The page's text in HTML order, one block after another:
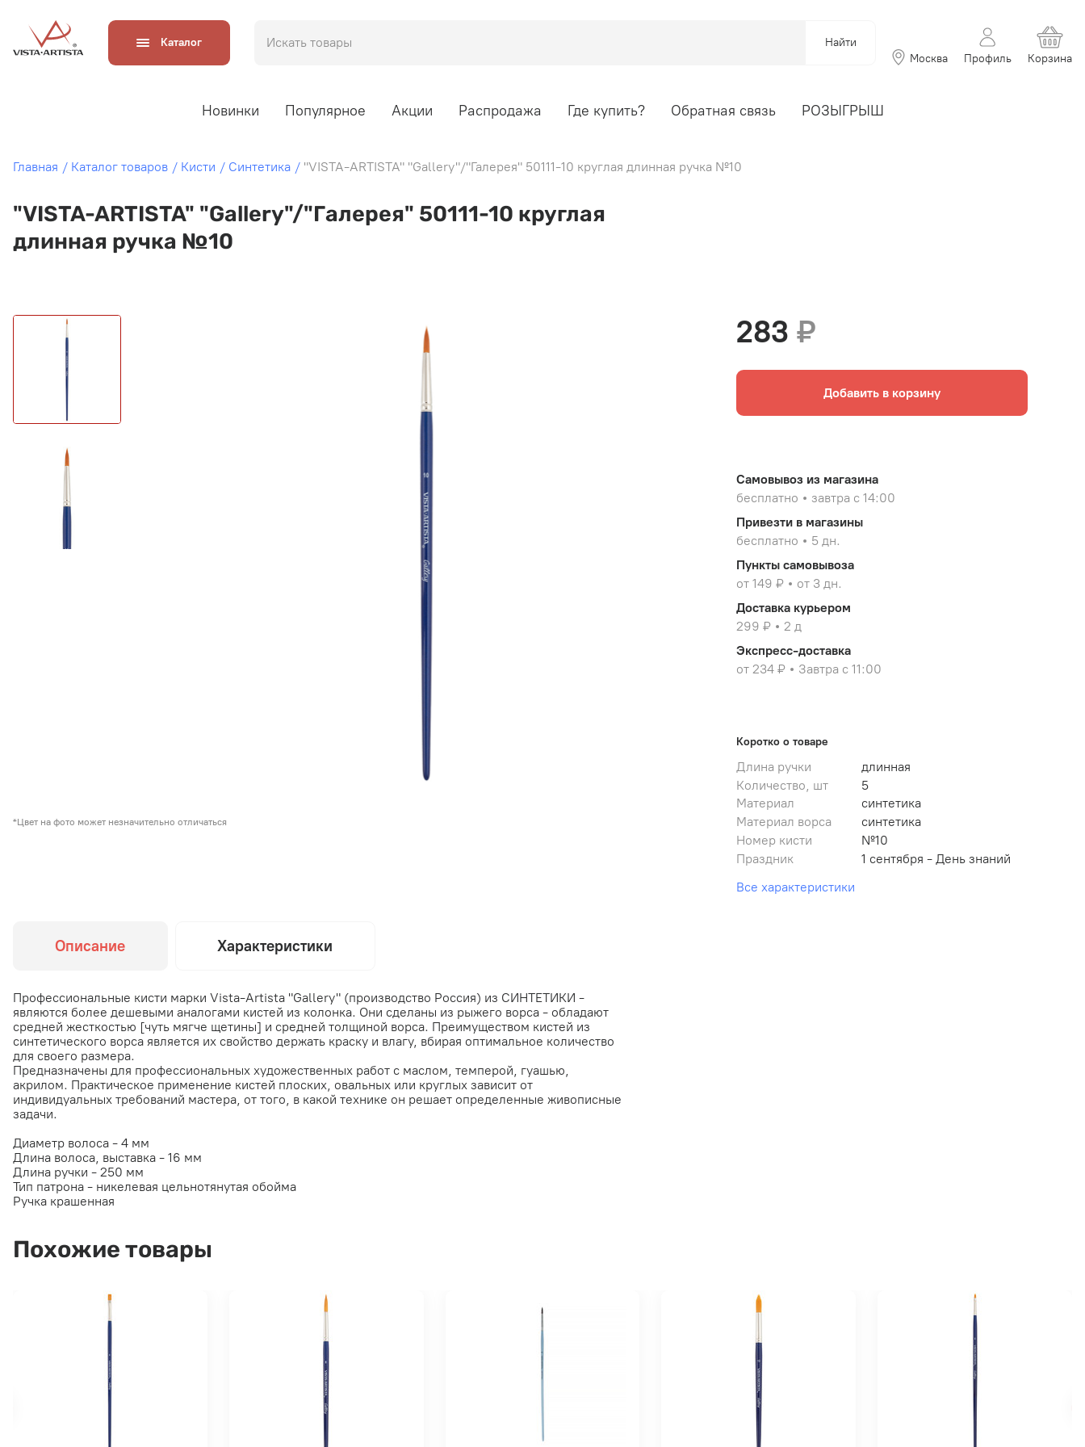
Каталог
Найти
Москва
Профиль Корзина
Новинки Популярное Акции Распродажа Где купить? Обратная связь РОЗЫГРЫШ
Главная Каталог товаров Кисти Синтетика "VISTA-ARTISTA" "Gallery"/"Галерея" 50111-10 круглая длинная ручка №10
"VISTA-ARTISTA" "Gallery"/"Галерея" 50111-10 круглая
длинная ручка №10
*Цвет на фото может незначительно отличаться
283 ₽
Добавить в корзину
Самовывоз из магазина
бесплатно
завтра с 14:00
Привезти в магазины
бесплатно
5 дн.
Пункты самовывоза
от 149 ₽
от 3 дн.
Доставка курьером
299 ₽
2 д
Экспресс-доставка
от 234 ₽
Завтра с 11:00
Коротко о товаре
Длина ручки
длинная
Количество, шт
5
Материал
синтетика
Материал ворса
синтетика
Номер кисти
№10
Праздник
1 сентября - День знаний
Все характеристики
Описание Характеристики
Профессиональные кисти марки Vista-Artista "Gallery" (производство Россия) из СИНТЕТИКИ -
являются более дешевыми аналогами кистей из колонка. Они сделаны из рыжего ворса - обладают
средней жесткостью [чуть мягче щетины] и средней толщиной ворса. Преимуществом кистей из
синтетического ворса является их свойство держать краску и влагу, вбирая оптимальное количество
для своего размера.
Предназначены для профессиональных художественных работ с маслом, темперой, гуашью,
акрилом. Практическое применение кистей плоских, овальных или круглых зависит от
индивидуальных требований мастера, от того, в какой технике он решает определенные живописные
задачи.
Диаметр волоса - 4 мм
Длина волоса, выставка - 16 мм
Длина ручки - 250 мм
Тип патрона - никелевая цельнотянутая обойма
Ручка крашенная
Похожие товары